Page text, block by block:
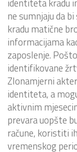
identiteta kradu
ne sumnjaju da
kradu matične
informacijama
zaposlenje.
identifikovane
Zlonamjerni
identiteta, a
aktivnim
prevara uopšte
račune, koristiti
vremenskog